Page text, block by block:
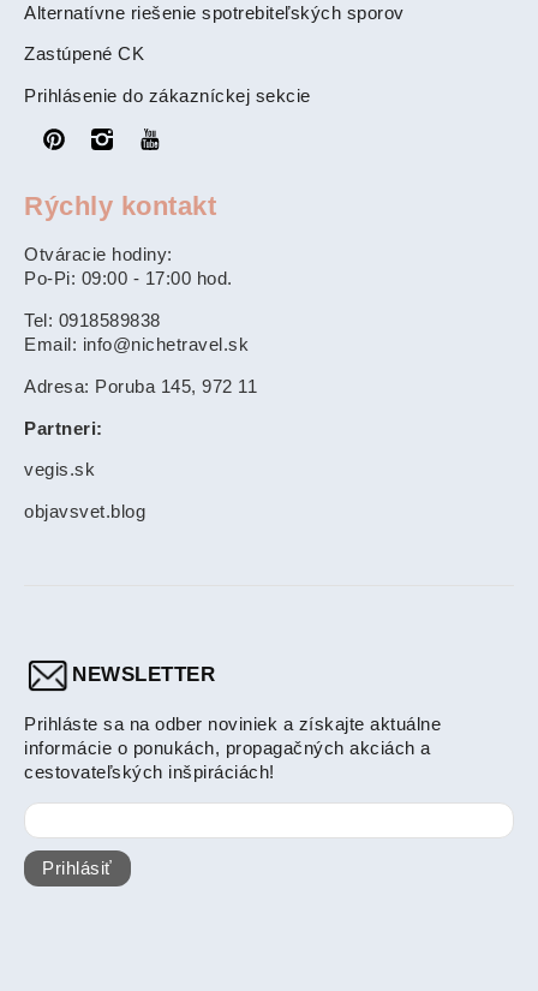
Alternatívne riešenie spotrebiteľských sporov
Zastúpené CK
Prihlásenie do zákazníckej sekcie
Rýchly kontakt
Otváracie hodiny:
Po-Pi: 09:00 - 17:00 hod.
Tel: 0918589838
Email: info@nichetravel.sk
Adresa: Poruba 145, 972 11
Partneri:
vegis.sk
objavsvet.blog
NEWSLETTER
Prihláste sa na odber noviniek a získajte aktuálne
informácie o ponukách, propagačných akciách a
cestovateľských inšpiráciách!
Prihlásiť